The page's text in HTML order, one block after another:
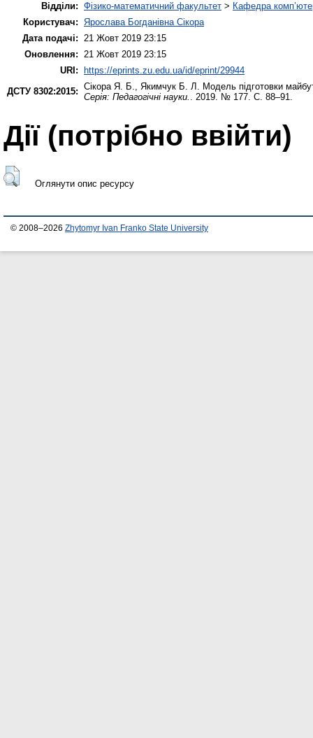
Відділи: Фізико-математичний факультет > Кафедра
Користувач: Ярослава Богданівна Сікора
Дата подачі: 21 Жовт 2019 23:15
Оновлення: 21 Жовт 2019 23:15
URI:
https://eprints.zu.edu.ua/id/eprint/29944
ДСТУ 8302:2015: Сікора Я. Б., Якимчук Б. Л. Модель підготовки
Серія: Педагогічні науки. . 2019. № 177. С. 88–91.
Дії ​​(потрібно ввійти)
Оглянути опис ресурсу
© 2008–2026 Zhytomyr Ivan Franko State University